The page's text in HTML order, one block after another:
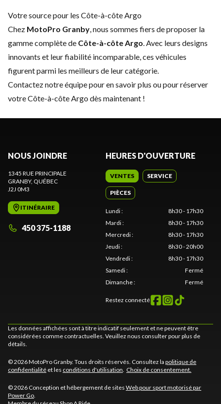
Votre source pour les Côte-à-côte Argo
Chez MotoPro Granby, nous sommes fiers de proposer la
gamme complète de Côte-à-côte Argo. Avec leurs designs
innovants et leur fiabilité incomparable, ces véhicules
figurent parmi les meilleurs de leur catégorie.
Contactez notre équipepour en savoir plus ou pour réserver
votre Côte-à-côte Argo dès maintenant !
NOUS JOINDRE
1345 RUE PRINCIPALE
GRANBY, QUÉBEC
J2J 0M3
ITINÉRAIRE
450 375-1188
HEURES D'OUVERTURE
VENTES SERVICE
PIÈCES
Lundi:
8h30 - 17h30
Mardi:
8h30 - 17h30
Mercredi:
8h30 - 17h30
Jeudi:
8h30 - 20h00
Vendredi:
8h30 - 17h30
Samedi:
Fermé
Dimanche: Fermé
Restez connecté
Les données affichées sont à titre indicatif seulement et ne peuvent être
considérées comme contractuelles. Veuillez nous consulter pour plus de
détails.
© 2026 MotoPro Granby. Tous droits réservés. Consultez la politique de
confidentialité et les conditions d'utilisation. Choix de consentement.
© 2026 Conception et hébergement de sites Web pour sport motorisé par
Power Go.